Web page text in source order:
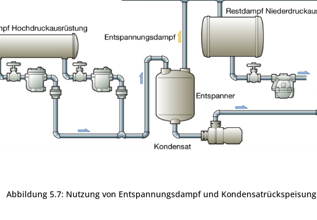
Abbildung 5.7: Nutzung von Entspannungsdampf und Kondensatrückspeisung